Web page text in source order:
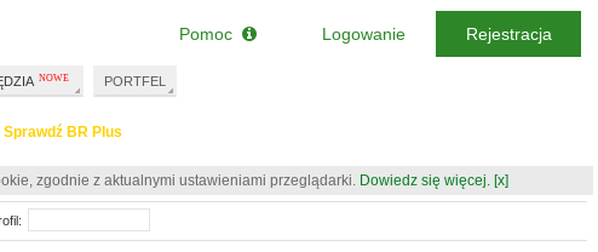
Sprawdź BR Plus
zgodnie z aktualnymi ustawieniami przeglądarki. Dowiedz się więcej. [x]
PORTFEL
Pomoc Logowanie Rejestracja